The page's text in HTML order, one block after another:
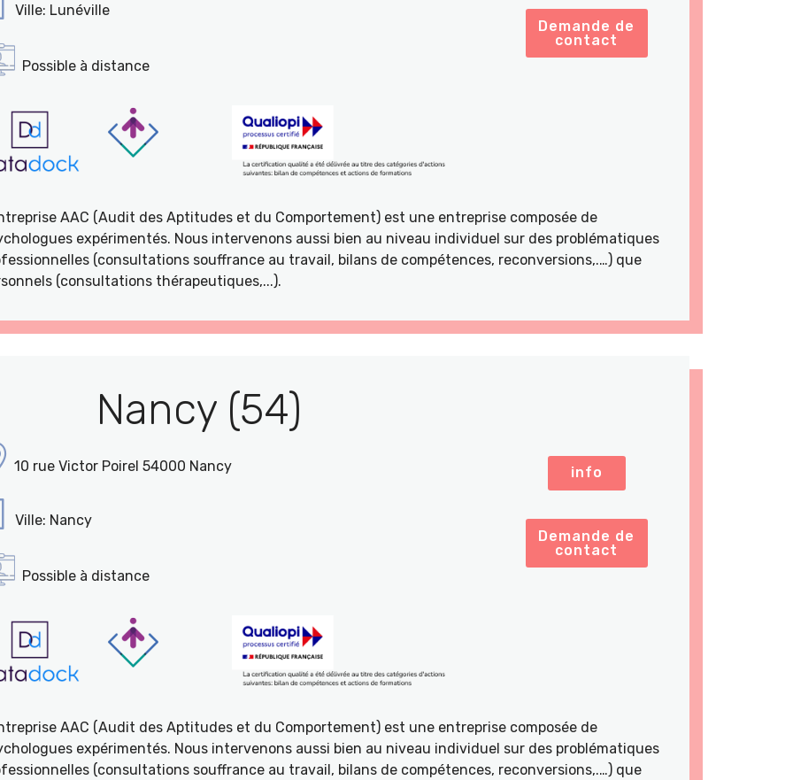
Ville: Lunéville
Possible à distance
Demande de
contact
AAC (Audit des Aptitudes et du Comportement) est une entreprise composée de
expérimentés. Nous intervenons aussi bien au niveau individuel sur des problématiques
(consultations souffrance au travail, bilans de compétences, reconversions,.…) que
(consultations thérapeutiques,...).
Nancy (54)
10 rue Victor Poirel 54000 Nancy
Ville: Nancy
Possible à distance
info
Demande de
contact
AAC (Audit des Aptitudes et du Comportement) est une entreprise composée de
expérimentés. Nous intervenons aussi bien au niveau individuel sur des problématiques
(consultations souffrance au travail, bilans de compétences, reconversions,.…) que